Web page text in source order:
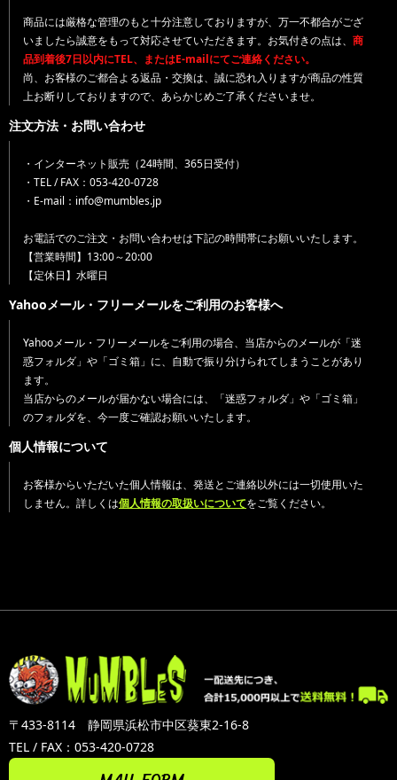
商品には厳格な管理のもと十分注意しておりますが、万一不都合がござ
いましたら誠意をもって対応させていただきます。お気付きの点は、 商
品到着後7日以内にTEL、またはE-mailにてご連絡ください。
尚、お客様のご都合よる返品・交換は、誠に恐れ入りますが商品の性質
上お断りしておりますので、あらかじめご了承くださいませ。
注文方法・お問い合わせ
・インターネット販売（24時間、365日受付）
・TEL / FAX：053-420-0728
・E-mail：info@mumbles.jp
お電話でのご注文・お問い合わせは下記の時間帯にお願いいたします。
【営業時間】13:00～20:00
【定休日】水曜日
Yahooメール・フリーメールをご利用のお客様へ
Yahooメール・フリーメールをご利用の場合、当店からのメールが「迷
惑フォルダ」や「ゴミ箱」に、自動で振り分けられてしまうことがあり
ます。
当店からのメールが届かない場合には、「迷惑フォルダ」や「ゴミ箱」
のフォルダを、今一度ご確認お願いいたします。
個人情報について
お客様からいただいた個人情報は、発送とご連絡以外には一切使用いた
しません。詳しくは個人情報の取扱いについてをご覧ください。
〒433-8114 静岡県浜松市中区葵東2-16-8
TEL / FAX：053-420-0728